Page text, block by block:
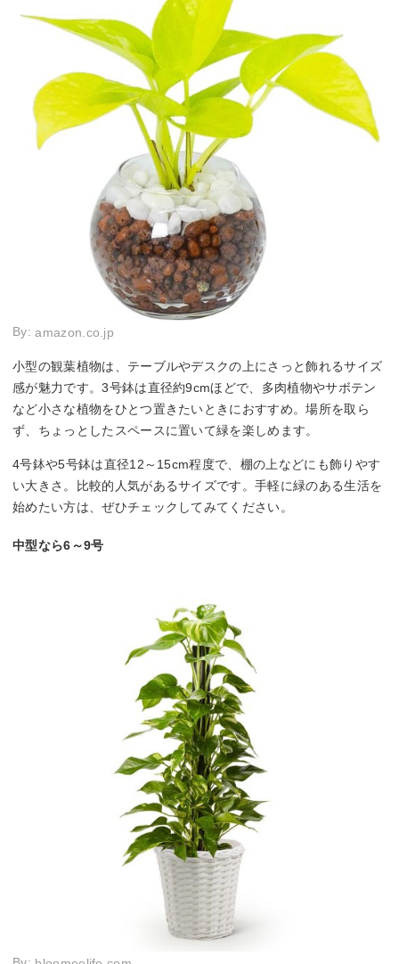
By:amazon.co.jp
小型の観葉植物は、テーブルやデスクの上にさっと飾れるサイズ
感が魅力です。3号鉢は直径約9cmほどで、多肉植物やサボテン
など小さな植物をひとつ置きたいときにおすすめ。場所を取ら
ず、ちょっとしたスペースに置いて緑を楽しめます。
4号鉢や5号鉢は直径12～15cm程度で、棚の上などにも飾りやす
い大きさ。比較的人気があるサイズです。手軽に緑のある生活を
始めたい方は、ぜひチェックしてみてください。
中型なら6～9号